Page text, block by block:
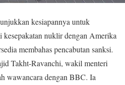
kesiapannya untuk
nuklir dengan Amerika
membahas pencabutan sanksi.
Takht-Ravanchi, wakil menteri
wawancara dengan BBC. Ia